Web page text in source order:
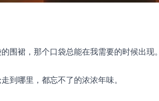
围裙，那个口袋总能在我需要的时候出现。
到哪里，都忘不了的浓浓年味。